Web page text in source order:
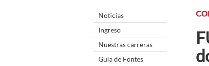
Noticias
Ingreso
Nuestras carreras
Guia de Fontes